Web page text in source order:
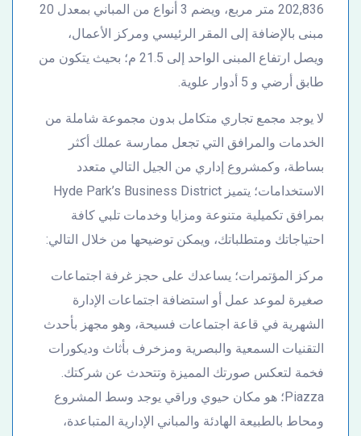
202,836 متر مربع، ويضم 3 أنواع من المباني بمعدل 20
مبنى بالإضافة إلى المقر الرئيسي ومركز الأعمال،
ويصل ارتفاع المبنى الواحد إلى 21.5 م؛ بحيث يتكون من
طابق أرضي و 5 أدوار علوية.
لا يوجد مجمع تجاري متكامل بدون مجموعة شاملة من
الخدمات والمرافق التي تجعل ممارسة عملك أكثر
بساطة، وكمشروع إداري من الجيل التالي متعدد
الاستخدامات؛ يتميز Hyde Park’s Business District
بمرافق تكميلية متنوعة ومزايا وخدمات تلبي كافة
احتياجاتك ومتطلباتك، ويمكن توضيحها من خلال التالي:
مركز المؤتمرات؛ يساعدك على حجز غرفة اجتماعات
صغيرة لموعد عمل أو استضافة اجتماعات الإدارة
الشهرية في قاعة اجتماعات فسيحة، وهو مجهز بأحدث
التقنيات السمعية والبصرية ومزخرف بأثاث وديكورات
فخمة لتعكس صورتك المميزة وتتحدث عن شركتك.
Piazza؛ هو مكان حيوي وراقي يوجد وسط المشروع
ومحاط بالطبيعة الهادئة والمباني الإدارية المتباعدة،